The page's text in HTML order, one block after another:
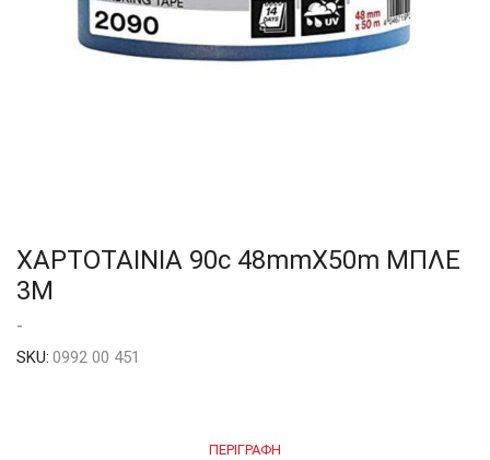
ΧΑΡΤΟΤΑΙΝΙΑ 90c 48mmX50m ΜΠΛΕ
3M
-
SKU: 0992 00 451
ΠΕΡΙΓΡΑΦΉ